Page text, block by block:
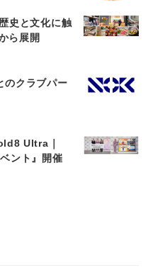
史と文化に触
ら展開
のクラブパー
Ultra｜
ント』開催